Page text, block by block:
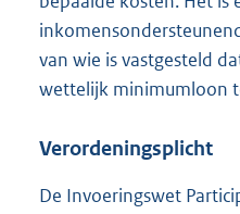
van wie is vastgesteld
wettelijk minimumloon
Verordeningsplicht
De Invoeringswet